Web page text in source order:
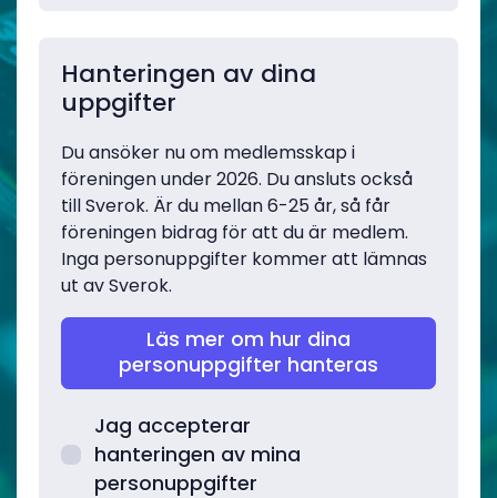
Hanteringen av dina
uppgifter
Du ansöker nu om medlemsskap i
föreningen under 2026. Du ansluts också
till Sverok. Är du mellan 6-25 år, så får
föreningen bidrag för att du är medlem.
Inga personuppgifter kommer att lämnas
ut av Sverok.
Läs mer om hur dina
personuppgifter hanteras
Jag accepterar
hanteringen av mina
personuppgifter